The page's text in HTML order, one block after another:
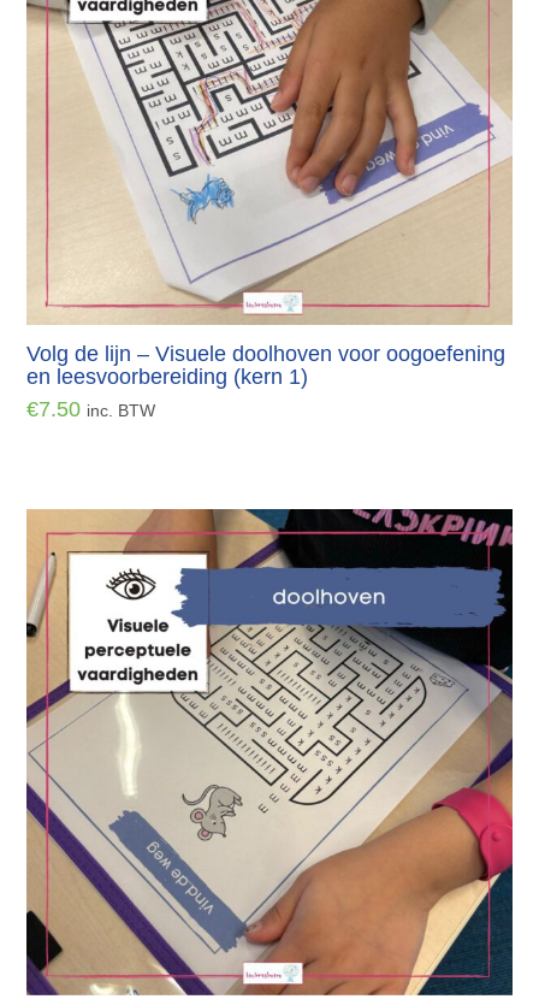
Volg de lijn – Visuele doolhoven voor oogoefening
en leesvoorbereiding (kern 1)
€7.50 inc. BTW